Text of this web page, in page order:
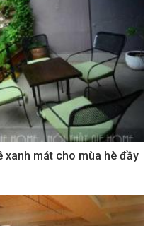
xanh mát cho mùa hè đầy